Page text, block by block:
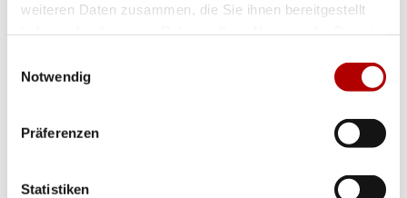
weiteren Daten zusammen, die Sie ihnen bereitgestellt
Notwendig
Präferenzen
Statistiken
Bitte beachten Sie, dass die Anfrage
keine Garantie für eine
Die Eingabefelder, die mit einem Stern (*)
versehen sind, müssen ausgefüllt werden.